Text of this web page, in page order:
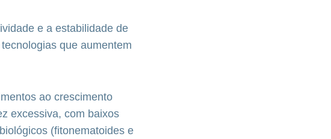
e a estabilidade de
que aumentem
ao crescimento
excessiva, com baixos
(fitonematoides e